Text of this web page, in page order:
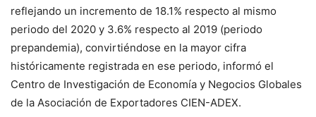
reflejando un incremento de 18.1% respecto al mismo
periodo del 2020 y 3.6% respecto al 2019 (periodo
prepandemia), convirtiéndose en la mayor cifra
históricamente registrada en ese periodo, informó el
Centro de Investigación de Economía y Negocios Globales
de la Asociación de Exportadores CIEN-ADEX.